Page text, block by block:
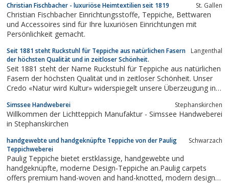
Christian Fischbacher - luxuriöse Heimtextilien seit 1819 St. Gallen
Christian Fischbacher Einrichtungsstoffe, Teppiche, Bettwaren
und Accessoires sind für Ihre luxuriösen Einrichtungen mit
Persönlichkeit gemacht.
Seit 1881 steht Ruckstuhl für Teppiche aus natürlichen Fasern
der höchsten Qualität und in zeitloser Schönheit.
Langenthal
Seit 1881 steht der Name Ruckstuhl für Teppiche aus natürlichen
Fasern der höchsten Qualität und in zeitloser Schönheit. Unser
Credo «Natur wird Kultur» widerspiegelt unsere Überzeugung in
verwenden Naturfasern von Wolle, Leinen, Kokos und Sisal, um
mit...
Simssee Handweberei Stephanskirchen
Willkommen der Lichtteppich Manufaktur - Simssee Handweberei
in Stephanskirchen
handgewebte und handgeknüpfte Teppiche von der Paulig
Teppichweberei
Schwarzach
Paulig Teppiche bietet erstklassige, handgewebte und
handgeknüpfte, moderne Design-Teppiche an.Paulig carpets
offers premium hand-woven and hand-knotted, modern design